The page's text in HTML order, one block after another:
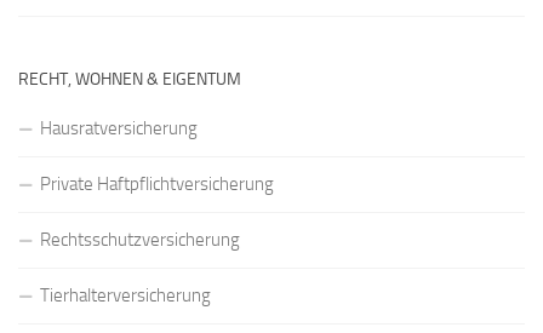
RECHT, WOHNEN & EIGENTUM
Hausratversicherung
Private Haftpflichtversicherung
Rechtsschutzversicherung
Tierhalterversicherung